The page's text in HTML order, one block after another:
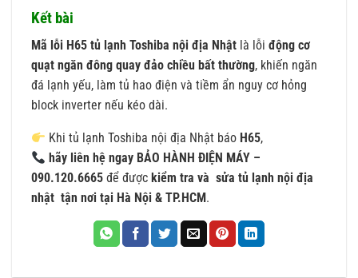
Kết bài
Mã lỗi H65 tủ lạnh Toshiba nội địa Nhật là lỗi động cơ
quạt ngăn đông quay đảo chiều bất thường, khiến ngăn
đá lạnh yếu, làm tủ hao điện và tiềm ẩn nguy cơ hỏng
block inverter nếu kéo dài.
Khi tủ lạnh Toshiba nội địa Nhật báo H65,
hãy liên hệ ngay BẢO HÀNH ĐIỆN MÁY –
090.120.6665 để được kiểm tra và sửa tủ lạnh nội địa
nhật tận nơi tại Hà Nội & TP.HCM .